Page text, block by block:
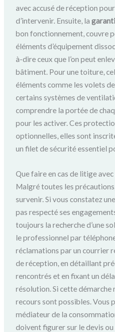
avec accusé de réception
d’intervenir. Ensuite, la
bon fonctionnement, couvre
éléments d’équipement
à-dire ceux que l’on peut
bâtiment. Pour une toiture,
éléments comme les volets
certains systèmes de
comprendre la portée de
pour les activer. Ces
optionnelles, elles sont
un filet de sécurité essentiel
Que faire en cas de litige avec
Malgré toutes les
survenir. Si vous constatez
pas respecté ses
toujours la recherche d’une
le professionnel par
réclamations par un courrier
de réception, en détaillant
rencontrés et en fixant un
résolution. Si cette démarche
recours sont possibles. Vous
médiateur de la
doivent figurer sur le devis